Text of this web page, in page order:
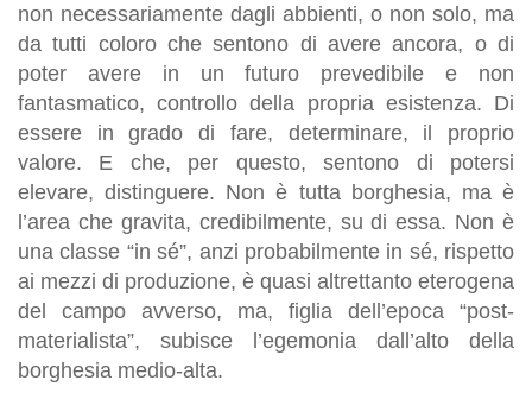
non necessariamente dagli abbienti, o non solo, ma
da tutti coloro che sentono di avere ancora, o di
poter avere in un futuro prevedibile e non
fantasmatico, controllo della propria esistenza. Di
essere in grado di fare, determinare, il proprio
valore. E che, per questo, sentono di potersi
elevare, distinguere. Non è tutta borghesia, ma è
l’area che gravita, credibilmente, su di essa. Non è
una classe “in sé”, anzi probabilmente in sé, rispetto
ai mezzi di produzione, è quasi altrettanto eterogena
del campo avverso, ma, figlia dell’epoca “post-
materialista”, subisce l’egemonia dall’alto della
borghesia medio-alta.